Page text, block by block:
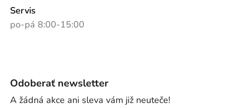
Servis
po-pá 8:00-15:00
Odoberať newsletter